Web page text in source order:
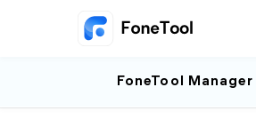
FoneTool Manager